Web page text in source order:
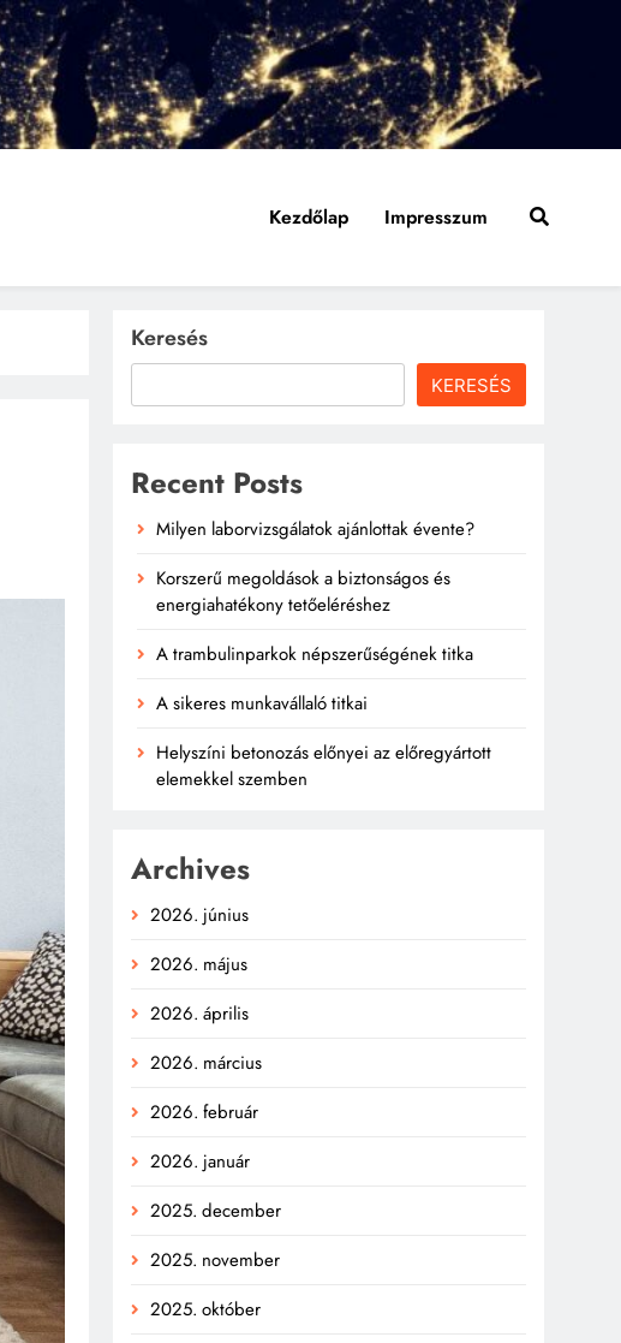
Kezdőlap Impresszum
Keresés
KERESÉS
Recent Posts
Milyen laborvizsgálatok ajánlottak évente?
Korszerű megoldások a biztonságos és
energiahatékony tetőeléréshez
A trambulinparkok népszerűségének titka
A sikeres munkavállaló titkai
Helyszíni betonozás előnyei az előregyártott
elemekkel szemben
Archives
2026. június
2026. május
2026. április
2026. március
2026. február
2026. január
2025. december
2025. november
2025. október